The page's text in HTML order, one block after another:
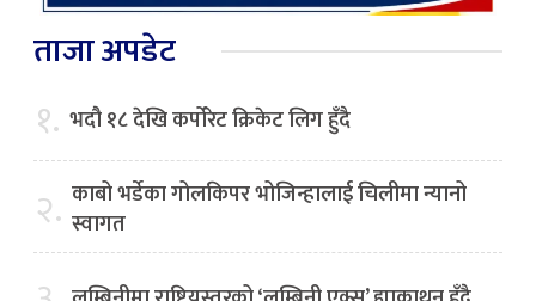
ताजा अपडेट
१. भदौ १८ देखि कर्पोरेट क्रिकेट लिग हुँदै
२. काबो भर्डेका गोलकिपर भोजिन्हालाई चिलीमा न्यानो
स्वागत